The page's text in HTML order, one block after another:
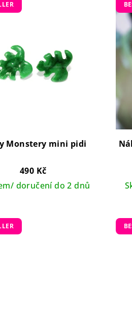
Pecky Monstery mini pidi
490 Kč
doručení do 2 dnů